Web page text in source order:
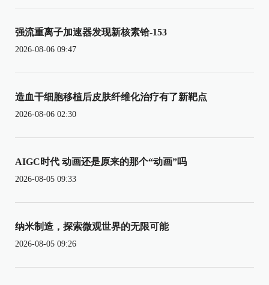
强流重离子加速器发现新核素铪-153
2026-08-06 09:47
造血干细胞移植后皮肤纤维化治疗有了新靶点
2026-08-06 02:30
AIGC时代 动画还是原来的那个“动画”吗
2026-08-05 09:33
纳米制造，探索微观世界的无限可能
2026-08-05 09:26